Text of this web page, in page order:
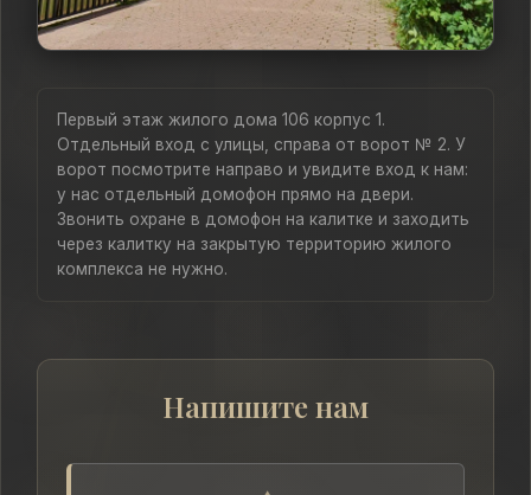
Первый этаж жилого дома 106 корпус 1.
Отдельный вход с улицы, справа от ворот № 2. У
ворот посмотрите направо и увидите вход к нам:
у нас отдельный домофон прямо на двери.
Звонить охране в домофон на калитке и заходить
через калитку на закрытую территорию жилого
комплекса не нужно.
Напишите нам